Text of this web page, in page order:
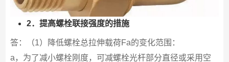
2．提高螺栓联接强度的措施
答：（1）降低螺栓总拉伸载荷Fa的变化范围：
a，为了减小螺栓刚度，可减螺栓光杆部分直径或采用空